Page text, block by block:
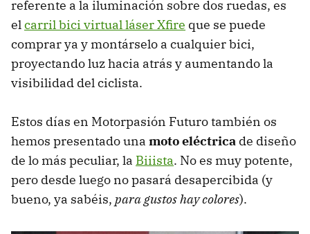
referente a la iluminación sobre dos ruedas, es
elcarril bici virtual láser Xfire que se puede
comprar ya y montárselo a cualquier bici,
proyectando luz hacia atrás y aumentando la
visibilidad del ciclista.
Estos días en Motorpasión Futuro también os
hemos presentado una moto eléctrica de diseño
de lo más peculiar, la Biiista. No es muy potente,
pero desde luego no pasará desapercibida (y
bueno, ya sabéis, para gustos hay colores).